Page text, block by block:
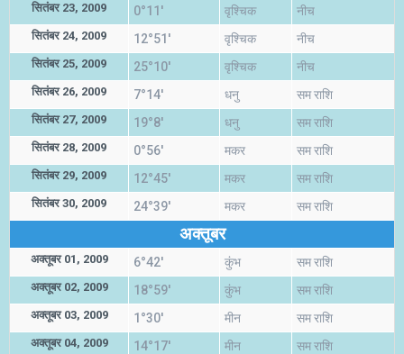
सितंबर 23, 2009 0°11' वृश्चिक नीच
सितंबर 24, 2009 12°51' वृश्चिक नीच
सितंबर 25, 2009 25°10' वृश्चिक नीच
सितंबर 26, 2009 7°14' धनु सम राशि
सितंबर 27, 2009 19°8' धनु सम राशि
सितंबर 28, 2009 0°56' मकर सम राशि
सितंबर 29, 2009 12°45' मकर सम राशि
सितंबर 30, 2009 24°39' मकर सम राशि
अक्तूबर
अक्तूबर 01, 2009 6°42' कुंभ सम राशि
अक्तूबर 02, 2009 18°59' कुंभ सम राशि
अक्तूबर 03, 2009 1°30' मीन सम राशि
अक्तूबर 04, 2009 14°17' मीन सम राशि